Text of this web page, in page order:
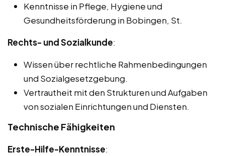
Kenntnisse in Pflege, Hygiene und
Gesundheitsförderung in Bobingen, St.
Rechts- und Sozialkunde:
Wissen über rechtliche Rahmenbedingungen
und Sozialgesetzgebung.
Vertrautheit mit den Strukturen und Aufgaben
von sozialen Einrichtungen und Diensten.
Technische Fähigkeiten
Erste-Hilfe-Kenntnisse: